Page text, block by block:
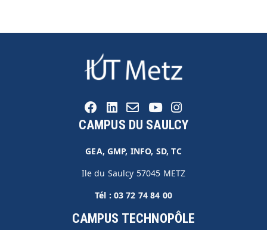
CAMPUS DU SAULCY
GEA, GMP, INFO, SD, TC
Ile du Saulcy 57045 METZ
Tél : 03 72 74 84 00
CAMPUS TECHNOPÔLE